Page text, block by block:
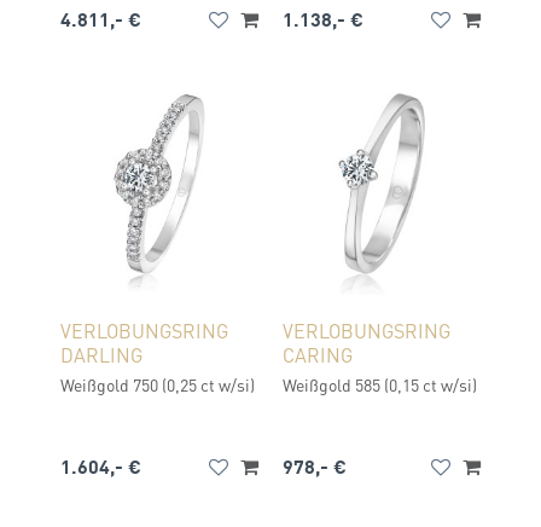
4.811,- € 1.138,- €
VERLOBUNGSRING
DARLING
Weißgold 750 (0,25 ct w/si)
1.604,- €
VERLOBUNGSRING
CARING
Weißgold 585 (0,15 ct w/si)
978,- €